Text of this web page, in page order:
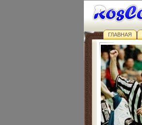
ГЛАВНАЯ